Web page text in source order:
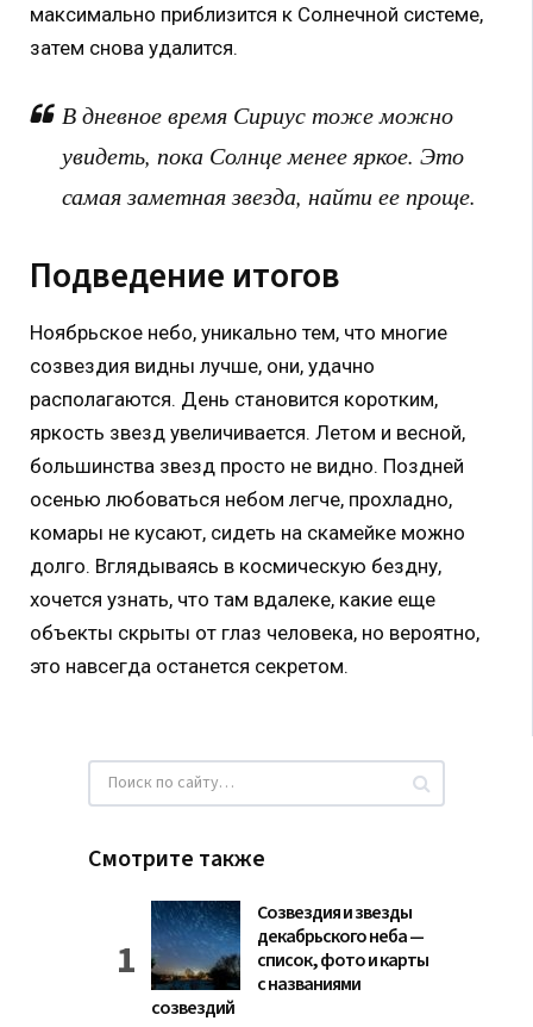
максимально приблизится к Солнечной системе,
затем снова удалится.
В дневное время Сириус тоже можно
увидеть, пока Солнце менее яркое. Это
самая заметная звезда, найти ее проще.
Подведение итогов
Ноябрьское небо, уникально тем, что многие
созвездия видны лучше, они, удачно
располагаются. День становится коротким,
яркость звезд увеличивается. Летом и весной,
большинства звезд просто не видно. Поздней
осенью любоваться небом легче, прохладно,
комары не кусают, сидеть на скамейке можно
долго. Вглядываясь в космическую бездну,
хочется узнать, что там вдалеке, какие еще
объекты скрыты от глаз человека, но вероятно,
это навсегда останется секретом.
Смотрите также
Созвездия и звезды
декабрьского неба —
список, фото и карты
с названиями
созвездий